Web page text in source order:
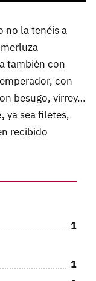
no la tenéis a
también con
con
besugo, virrey…
ya sea filetes,
recibido
1
1